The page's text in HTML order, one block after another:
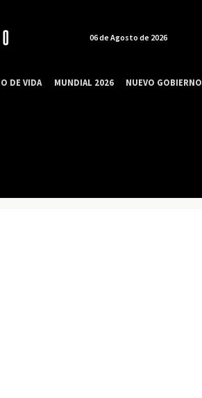
06 de Agosto de 2026
DE VIDA MUNDIAL 2026 NUEVO GOBIERNO